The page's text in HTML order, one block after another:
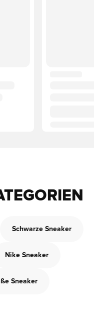
Schwarze Sneaker
Nike Sneaker
Sneaker